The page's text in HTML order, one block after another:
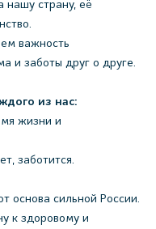
нашу страну, её
важность
и заботы друг о друге.
из нас:
жизни и
заботится.
основа сильной России.
к здоровому и